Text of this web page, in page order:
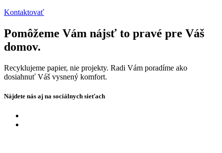
Kontaktovať
Pomôžeme Vám nájsť to pravé pre Váš
domov.
Recyklujeme papier, nie projekty. Radi Vám poradíme ako
dosiahnuť Váš vysnený komfort.
Nájdete nás aj na sociálnych sieťach